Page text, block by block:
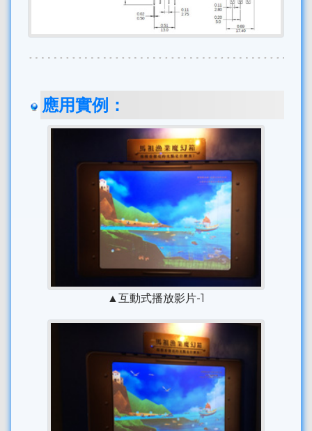
應用實例：
▲互動式播放影片-1